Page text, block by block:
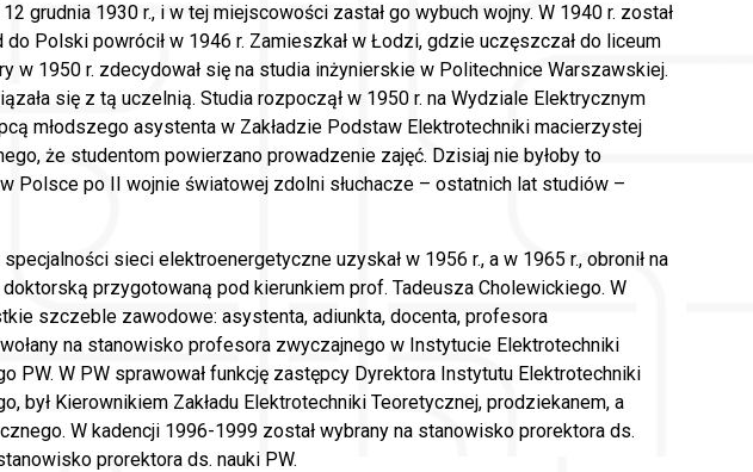
grudnia 1930 r., i w tej miejscowości zastał go wybuch wojny. W 1940 r. został
do Polski powrócił w 1946 r. Zamieszkał w Łodzi, gdzie uczęszczał do liceum
w 1950 r. zdecydował się na studia inżynierskie w Politechnice Warszawskiej.
się z tą uczelnią. Studia rozpoczął w 1950 r. na Wydziale Elektrycznym
młodszego asystenta w Zakładzie Podstaw Elektrotechniki macierzystej
że studentom powierzano prowadzenie zajęć. Dzisiaj nie byłoby to
Polsce po II wojnie światowej zdolni słuchacze – ostatnich lat studiów –
sieci elektroenergetyczne uzyskał w 1956 r., a w 1965 r., obronił na
przygotowaną pod kierunkiem prof. Tadeusza Cholewickiego. W
szczeble zawodowe: asystenta, adiunkta, docenta, profesora
na stanowisko profesora zwyczajnego w Instytucie Elektrotechniki
PW. W PW sprawował funkcję zastępcy Dyrektora Instytutu Elektrotechniki
był Kierownikiem Zakładu Elektrotechniki Teoretycznej, prodziekanem, a
W kadencji 1996-1999 został wybrany na stanowisko prorektora ds.
prorektora ds. nauki PW.